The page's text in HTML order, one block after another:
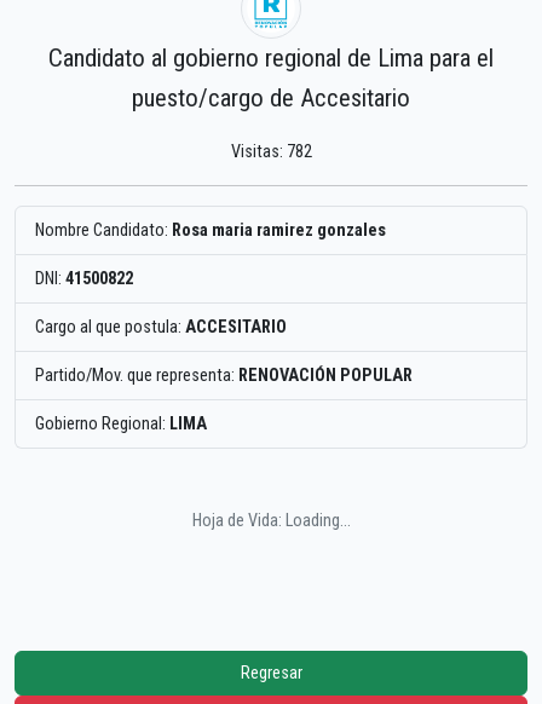
Candidato al gobierno regional de Lima para el
puesto/cargo de Accesitario
Visitas: 782
Nombre Candidato: Rosa maria ramirez gonzales
DNI: 41500822
Cargo al que postula: ACCESITARIO
Partido/Mov. que representa: RENOVACIÓN POPULAR
Gobierno Regional: LIMA
Hoja de Vida: Loading...
Regresar